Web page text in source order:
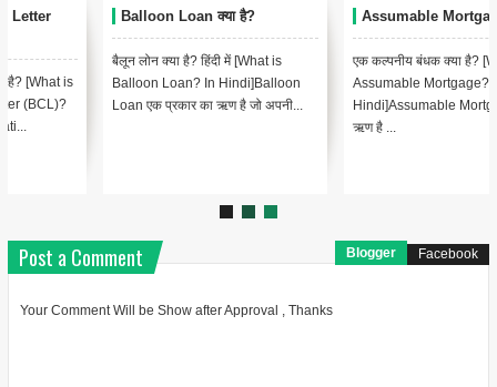
Balloon Loan क्या है?
बैलून लोन क्या है? हिंदी में [What is
Balloon Loan? In Hindi]Balloon
Loan एक प्रकार का ऋण है जो अपनी...
Assumable Mortgage क्या है?
एक कल्पनीय बंधक क्या है? [What is
Assumable Mortgage? In
Hindi]Assumable Mortgage एक गृह
Post a Comment Blogger Facebook
Your Comment Will be Show after Approval , Thanks